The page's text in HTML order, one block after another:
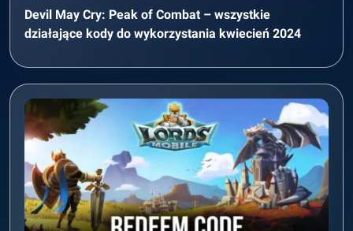
Devil May Cry: Peak of Combat – wszystkie
działające kody do wykorzystania kwiecień 2024